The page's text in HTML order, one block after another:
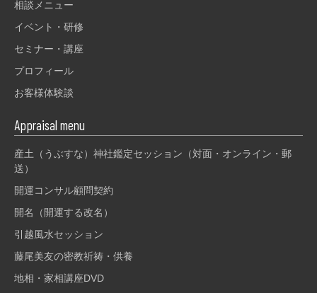
相談メニュー
イベント・研修
セミナー・講座
プロフィール
お客様体験談
Appraisal menu
産土（うぶすな）神社鑑定セッション（対面・オンライン・郵
送）
開運コンサル顧問契約
開名（開運する改名）
引越風水セッション
藤尾美友の密教祈祷・供養
地相・家相講座DVD